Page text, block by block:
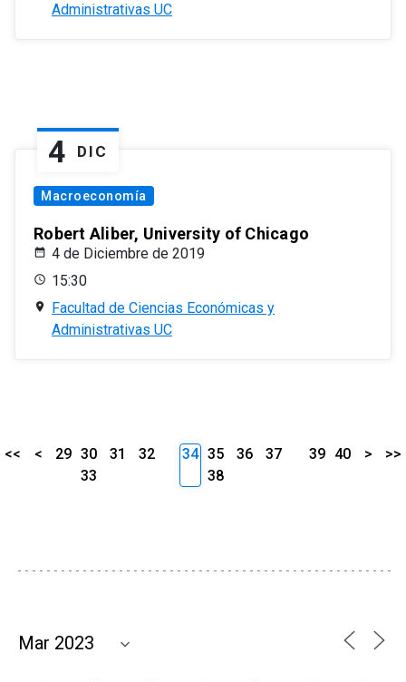
Administrativas UC
4 DIC
Macroeconomía
Robert Aliber, University of Chicago
4 de Diciembre de 2019
15:30
Facultad de Ciencias Económicas y
Administrativas UC
<< < 29 30 31
32
33
34 35 36
37
38
39 40 > >>